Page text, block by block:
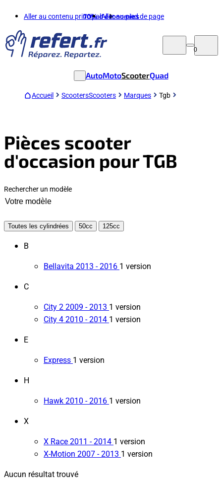
Aller au contenu principalAller au pied de page
70%d'économies
0
AutoMotoScooterQuad
Accueil ScootersScooters Marques Tgb
Pièces scooter
d'occasion pour TGB
Rechercher un modèle
Toutes les cylindrées 50cc 125cc
B
Bellavita 2013 - 2016 1 version
C
City 2 2009 - 2013 1 version
City 42010 - 2014 1 version
E
Express 1 version
H
Hawk2010 - 2016 1 version
X
X Race2011 - 2014 1 version
X-Motion 2007 - 2013 1 version
Aucun résultat trouvé